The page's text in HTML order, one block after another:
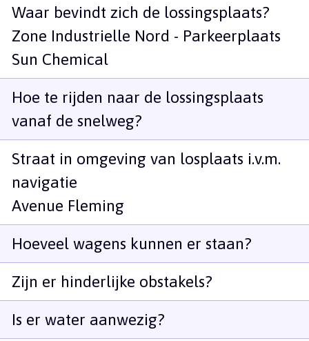
Waar bevindt zich de lossingsplaats?
Zone Industrielle Nord - Parkeerplaats
Sun Chemical
Hoe te rijden naar de lossingsplaats
vanaf de snelweg?
Straat in omgeving van losplaats i.v.m.
navigatie
Avenue Fleming
Hoeveel wagens kunnen er staan?
Zijn er hinderlijke obstakels?
Is er water aanwezig?